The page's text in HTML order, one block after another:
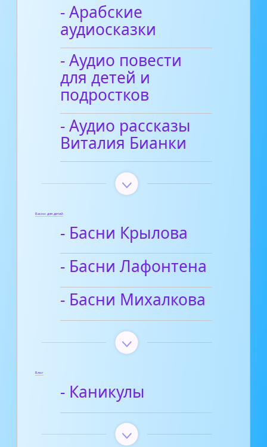
- Арабские
аудиосказки
- Аудио повести
для детей и
подростков
- Аудио рассказы
Виталия Бианки
Басни для детей
- Басни Крылова
- Басни Лафонтена
- Басни Михалкова
Блог
- Каникулы